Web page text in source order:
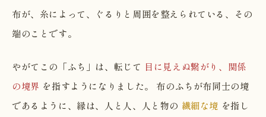
布が、糸によって、ぐるりと周囲を整えられている、その
端のことです。
やがてこの「ふち」は、転じて 目に見えぬ繋がり、関係
の境界 を指すようになりました。 布のふちが布同士の境
であるように、縁は、人と人、人と物の 繊細な境 を指し